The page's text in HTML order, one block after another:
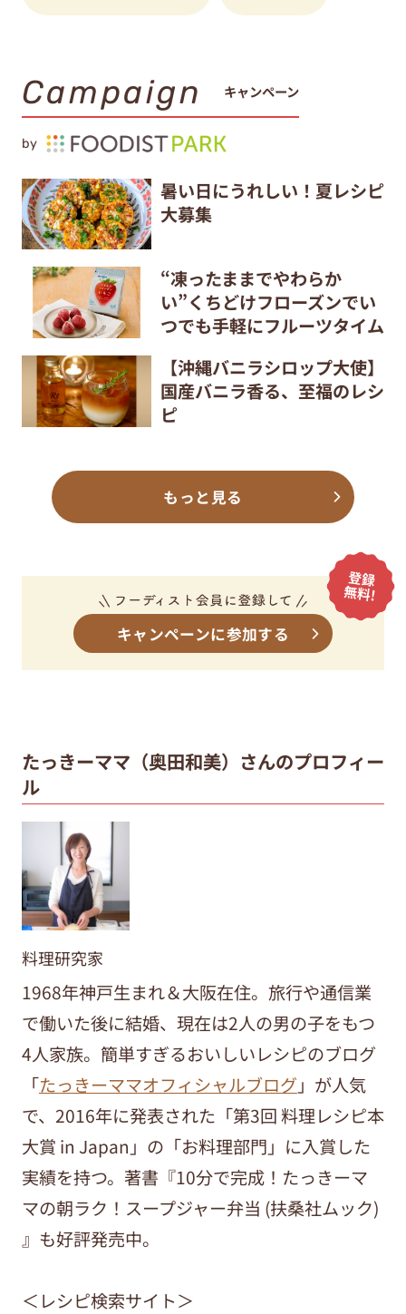
Campaign キャンペーン
by
暑い日にうれしい！夏レシピ
大募集
“凍ったままでやわらか
い”くちどけフローズンでい
つでも手軽にフルーツタイム
【沖縄バニラシロップ大使】
国産バニラ香る、至福のレシ
ピ
もっと見る
キャンペーンに参加する
たっきーママ（奥田和美）さんのプロフィー
ル
料理研究家
1968年神戸生まれ＆大阪在住。旅行や通信業
で働いた後に結婚、現在は2人の男の子をもつ
4人家族。簡単すぎるおいしいレシピのブログ
「たっきーママオフィシャルブログ」が人気
で、2016年に発表された「第3回 料理レシピ本
大賞 in Japan」の「お料理部門」に入賞した
実績を持つ。著書『10分で完成！たっきーマ
マの朝ラク！スープジャー弁当 (扶桑社ムック)
』も好評発売中。
＜レシピ検索サイト＞